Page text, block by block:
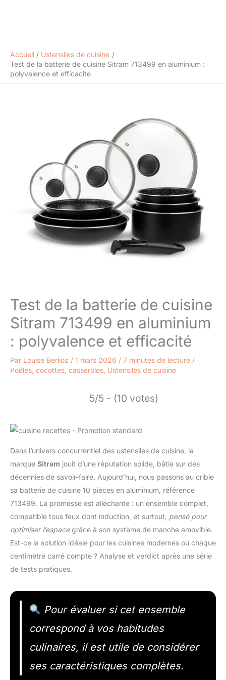
Accueil
Ustensiles de cuisine
Test de la batterie de cuisine Sitram 713499 en aluminium :
polyvalence et efficacité
Test de la batterie de cuisine
Sitram 713499 en aluminium
: polyvalence et efficacité
Par Louise Berlioz / 1 mars 2026 / 7 minutes de lecture /
Poêles, cocottes, casseroles Ustensiles de cuisine
5/5 - (10 votes)
Dans l’univers concurrentiel des ustensiles de cuisine, la
marque Sitram jouit d’une réputation solide, bâtie sur des
décennies de savoir-faire. Aujourd’hui, nous passons au crible
sa batterie de cuisine 10 pièces en aluminium, référence
713499. La promesse est alléchante : un ensemble complet,
compatible tous feux dont induction, et surtout, pensé pour
optimiser l’espacegrâce à son système de manche amovible.
Est-ce la solution idéale pour les cuisines modernes où chaque
centimètre carré compte ? Analyse et verdict après une série
de tests pratiques.
Pour évaluer si cet ensemble
correspond à vos habitudes
culinaires, il est utile de considérer
ses caractéristiques complètes.